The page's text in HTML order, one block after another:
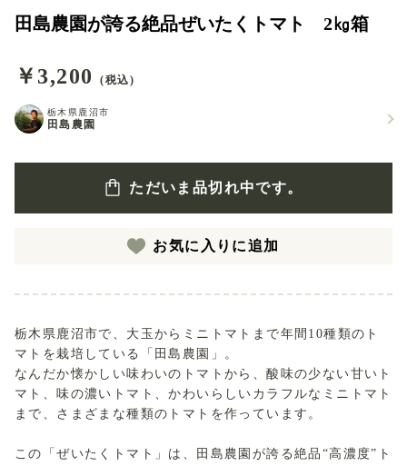
田島農園が誇る絶品ぜいたくトマト 2㎏箱
￥3,200 (税込)
栃木県鹿沼市
田島農園
ただいま品切れ中です。
お気に入りに追加
栃木県鹿沼市で、大玉からミニトマトまで年間10種類のト
マトを栽培している「田島農園」。
なんだか懐かしい味わいのトマトから、酸味の少ない甘いト
マト、味の濃いトマト、かわいらしいカラフルなミニトマト
まで、さまざまな種類のトマトを作っています。
この「ぜいたくトマト」は、田島農園が誇る絶品“高濃度”ト